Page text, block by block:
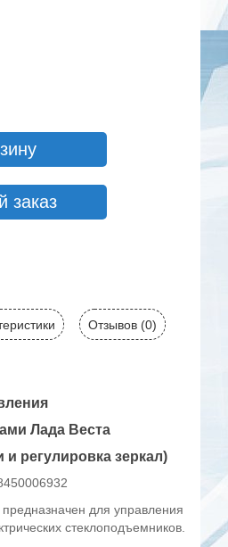
заказ
Отзывов (0)
Лада Веста
и регулировка зеркал)
для управления
стеклоподъемников.